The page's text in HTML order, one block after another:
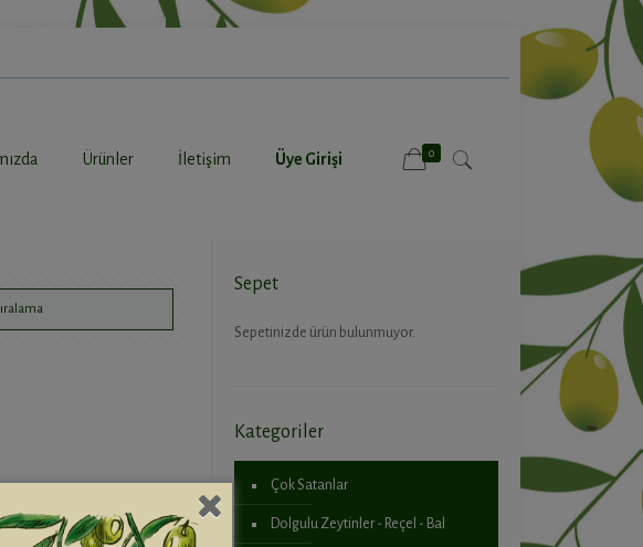
Ürünler İletişim Üye Girişi 0
Sepet
Sepetinizde ürün bulunmuyor.
Kategoriler
Çok Satanlar
Dolgulu Zeytinler - Reçel - Bal